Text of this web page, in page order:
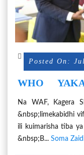
Posted On:
WHO
MAGONJWA
Na WAF, Kagera
&nbsp;limekabidhi
ili kuimarisha tiba
&nbsp;B... Soma